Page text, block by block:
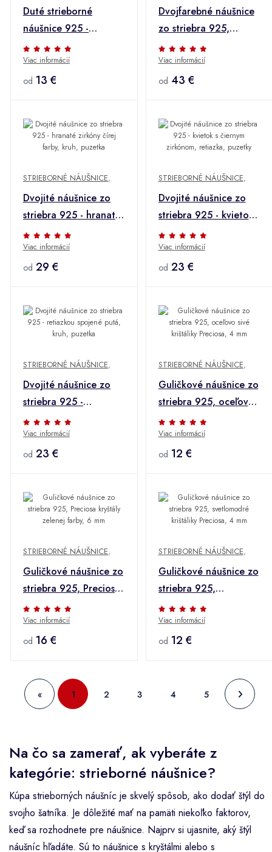
Duté strieborné
náušnice 925 -
dvojfarebná lienka na
háčikoch
Viac informácií
od 13 €
Dvojfarebné náušnice
zo striebra 925,
neúplný kruh, strom
života v obruči
Viac informácií
od 43 €
STRIEBORNÉ NÁUŠNICE,
Dvojité náušnice zo
striebra 925 - hranaté
zirkóny čírej farby,
kruh, puzetka
Viac informácií
od 29 €
STRIEBORNÉ NÁUŠNICE,
Dvojité náušnice zo
striebra 925 - kvietok
s čiernym zirkónom,
retiazka, puzetky
Viac informácií
od 23 €
STRIEBORNÉ NÁUŠNICE,
Dvojité náušnice zo
striebra 925 -
retiazkou spojené
putá, kruh, puzetka
Viac informácií
od 23 €
STRIEBORNÉ NÁUŠNICE,
Guličkové náušnice zo
striebra 925, oceľovo
sivé krištáliky Preciosa,
4 mm
Viac informácií
od 12 €
STRIEBORNÉ NÁUŠNICE,
Guličkové náušnice zo
striebra 925, Preciosa
kryštály zelenej farby,
6 mm
Viac informácií
od 16 €
STRIEBORNÉ NÁUŠNICE,
Guličkové náušnice zo
striebra 925,
svetlomodré krištáliky
Preciosa, 4 mm
Viac informácií
od 12 €
« 1 2 3 4 5
Na čo sa zamerať, ak vyberáte z
kategórie: strieborné náušnice?
Kúpa strieborných náušníc je skvelý spôsob, ako dodať štýl do
svojho šatníka. Je dôležité mať na pamäti niekoľko faktorov,
keď sa rozhodnete pre náušnice. Najprv si ujasnite, aký štýl
náušníc hľadáte. Sú to náušnice s kryštálmi alebo s